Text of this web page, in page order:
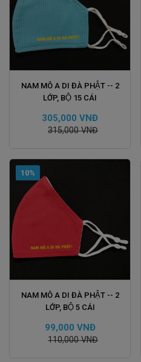
ĐẶT HÀNG
NAM MÔ A DI ĐÀ PHẬT -- 2
LỚP, BỘ 15 CÁI
305,000 VNĐ
315,000 VNĐ
10%
ĐẶT HÀNG
NAM MÔ A DI ĐÀ PHẬT -- 2
LỚP, BỘ 5 CÁI
99,000 VNĐ
110,000 VNĐ